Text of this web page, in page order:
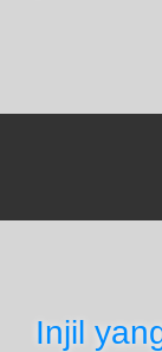
Injil